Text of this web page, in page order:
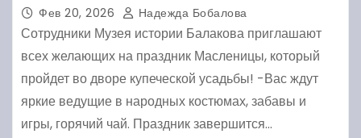
Фев 20, 2026 Надежда Бобалова
Сотрудники Музея истории Балакова приглашают
всех желающих на праздник Масленицы, который
пройдет во дворе купеческой усадьбы! -Вас ждут
яркие ведущие в народных костюмах, забавы и
игры, горячий чай. Праздник завершится…